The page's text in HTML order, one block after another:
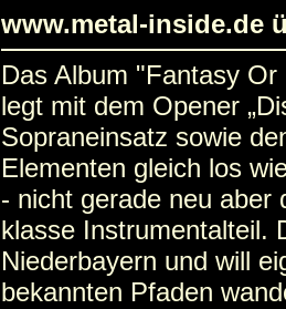
www.metal-inside.de
Das Album "Fantasy
legt mit dem Opener
Sopraneinsatz sowie
Elementen gleich los
- nicht gerade neu aber
klasse Instrumentalteil.
Niederbayern und will
bekannten Pfaden